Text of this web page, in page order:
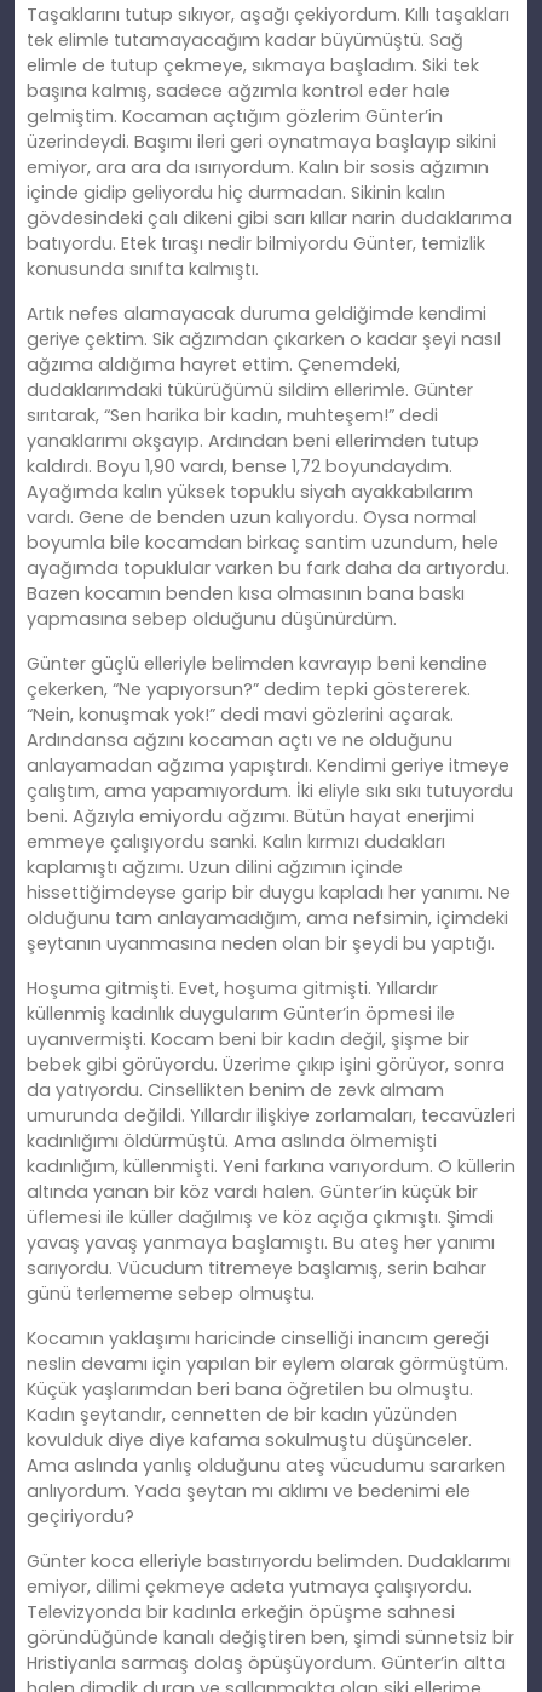
Taşaklarını tutup sıkıyor, aşağı çekiyordum. Kıllı taşakları
tek elimle tutamayacağım kadar büyümüştü. Sağ
elimle de tutup çekmeye, sıkmaya başladım. Siki tek
başına kalmış, sadece ağzımla kontrol eder hale
gelmiştim. Kocaman açtığım gözlerim Günter’in
üzerindeydi. Başımı ileri geri oynatmaya başlayıp sikini
emiyor, ara ara da ısırıyordum. Kalın bir sosis ağzımın
içinde gidip geliyordu hiç durmadan. Sikinin kalın
gövdesindeki çalı dikeni gibi sarı kıllar narin dudaklarıma
batıyordu. Etek tıraşı nedir bilmiyordu Günter, temizlik
konusunda sınıfta kalmıştı.
Artık nefes alamayacak duruma geldiğimde kendimi
geriye çektim. Sik ağzımdan çıkarken o kadar şeyi nasıl
ağzıma aldığıma hayret ettim. Çenemdeki,
dudaklarımdaki tükürüğümü sildim ellerimle. Günter
sırıtarak, “Sen harika bir kadın, muhteşem!” dedi
yanaklarımı okşayıp. Ardından beni ellerimden tutup
kaldırdı. Boyu 1,90 vardı, bense 1,72 boyundaydım.
Ayağımda kalın yüksek topuklu siyah ayakkabılarım
vardı. Gene de benden uzun kalıyordu. Oysa normal
boyumla bile kocamdan birkaç santim uzundum, hele
ayağımda topuklular varken bu fark daha da artıyordu.
Bazen kocamın benden kısa olmasının bana baskı
yapmasına sebep olduğunu düşünürdüm.
Günter güçlü elleriyle belimden kavrayıp beni kendine
çekerken, “Ne yapıyorsun?” dedim tepki göstererek.
“Nein, konuşmak yok!” dedi mavi gözlerini açarak.
Ardındansa ağzını kocaman açtı ve ne olduğunu
anlayamadan ağzıma yapıştırdı. Kendimi geriye itmeye
çalıştım, ama yapamıyordum. İki eliyle sıkı sıkı tutuyordu
beni. Ağzıyla emiyordu ağzımı. Bütün hayat enerjimi
emmeye çalışıyordu sanki. Kalın kırmızı dudakları
kaplamıştı ağzımı. Uzun dilini ağzımın içinde
hissettiğimdeyse garip bir duygu kapladı her yanımı. Ne
olduğunu tam anlayamadığım, ama nefsimin, içimdeki
şeytanın uyanmasına neden olan bir şeydi bu yaptığı.
Hoşuma gitmişti. Evet, hoşuma gitmişti. Yıllardır
küllenmiş kadınlık duygularım Günter’in öpmesi ile
uyanıvermişti. Kocam beni bir kadın değil, şişme bir
bebek gibi görüyordu. Üzerime çıkıp işini görüyor, sonra
da yatıyordu. Cinsellikten benim de zevk almam
umurunda değildi. Yıllardır ilişkiye zorlamaları, tecavüzleri
kadınlığımı öldürmüştü. Ama aslında ölmemişti
kadınlığım, küllenmişti. Yeni farkına varıyordum. O küllerin
altında yanan bir köz vardı halen. Günter’in küçük bir
üflemesi ile küller dağılmış ve köz açığa çıkmıştı. Şimdi
yavaş yavaş yanmaya başlamıştı. Bu ateş her yanımı
sarıyordu. Vücudum titremeye başlamış, serin bahar
günü terlememe sebep olmuştu.
Kocamın yaklaşımı haricinde cinselliği inancım gereği
neslin devamı için yapılan bir eylem olarak görmüştüm.
Küçük yaşlarımdan beri bana öğretilen bu olmuştu.
Kadın şeytandır, cennetten de bir kadın yüzünden
kovulduk diye diye kafama sokulmuştu düşünceler.
Ama aslında yanlış olduğunu ateş vücudumu sararken
anlıyordum. Yada şeytan mı aklımı ve bedenimi ele
geçiriyordu?
Günter koca elleriyle bastırıyordu belimden. Dudaklarımı
emiyor, dilimi çekmeye adeta yutmaya çalışıyordu.
Televizyonda bir kadınla erkeğin öpüşme sahnesi
göründüğünde kanalı değiştiren ben, şimdi sünnetsiz bir
Hristiyanla sarmaş dolaş öpüşüyordum. Günter’in altta